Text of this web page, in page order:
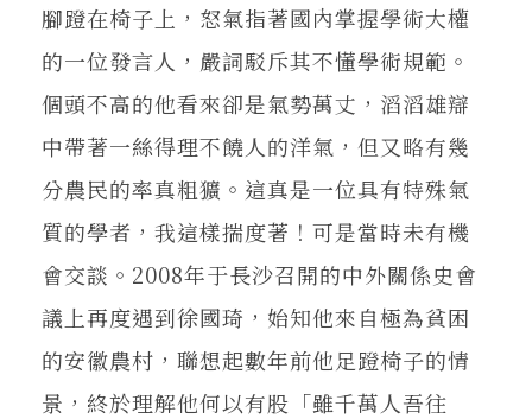
腳蹬在椅子上，怒氣指著國內掌握學術大權
的一位發言人，嚴詞駁斥其不懂學術規範。
個頭不高的他看來卻是氣勢萬丈，滔滔雄辯
中帶著一絲得理不饒人的洋氣，但又略有幾
分農民的率真粗獷。這真是一位具有特殊氣
質的學者，我這樣揣度著！可是當時未有機
會交談。2008年于長沙召開的中外關係史會
議上再度遇到徐國琦，始知他來自極為貧困
的安徽農村，聯想起數年前他足蹬椅子的情
景，終於理解他何以有股「雖千萬人吾往